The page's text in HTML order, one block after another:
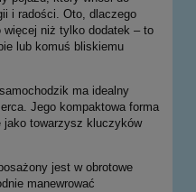
i radości. Oto, dlaczego
niż tylko dodatek – to
lub komuś bliskiemu
ma idealny
Jego kompaktowa forma
jako towarzysz kluczyków
jest w obrotowe
manewrować